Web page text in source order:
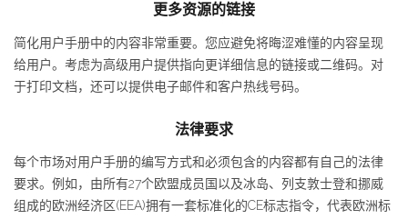
更多资源的链接
简化用户手册中的内容非常重要。您应避免将晦涩难懂的内容呈现
给用户。考虑为高级用户提供指向更详细信息的链接或二维码。对
于打印文档，还可以提供电子邮件和客户热线号码。
法律要求
每个市场对用户手册的编写方式和必须包含的内容都有自己的法律
要求。例如，由所有27个欧盟成员国以及冰岛、列支敦士登和挪威
组成的欧洲经济区(EEA)拥有一套标准化的CE标志指令，代表欧洲标